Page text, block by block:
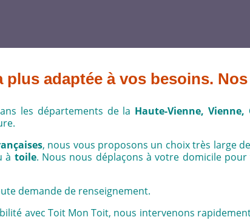
plus adaptée à vos besoins.
les départements de la Haute-Vienne, Vienne,
, nous vous proposons un choix très large de
à toile. Nous nous déplaçons à votre domicile
demande de renseignement.
avec Toit Mon Toit, nous intervenons